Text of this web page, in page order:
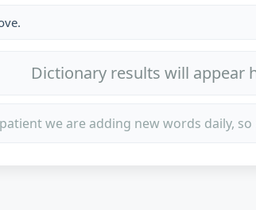
Dictionary results will appear
we are adding new words daily,